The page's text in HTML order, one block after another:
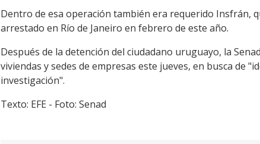
Dentro de esa operación también era requerido Insfrán,
arrestado en Río de Janeiro en febrero de este año.
Después de la detención del ciudadano uruguayo, la
viviendas y sedes de empresas este jueves, en busca de
investigación".
Texto: EFE - Foto: Senad